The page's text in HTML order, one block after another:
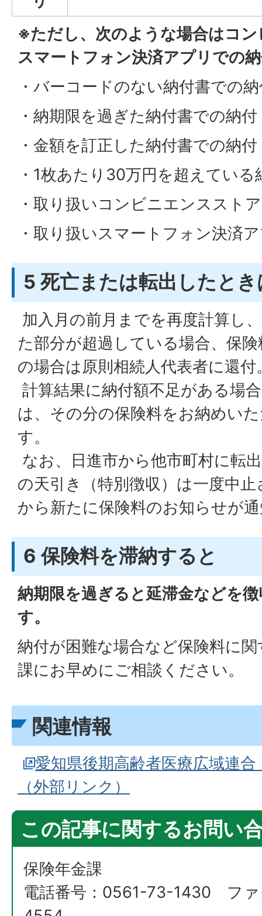
※ただし、次のような場合はコ
スマートフォン決済アプリでの
・バーコードのない納付書での
・納期限を過ぎた納付書での納付
・金額を訂正した納付書での納付
・1枚あたり30万円を超えてい
・取り扱いコンビニエンススト
・取り扱いスマートフォン決済
5 死亡または転出したとき
加入月の前月までを再度計算し
た部分が超過している場合、保
の場合は原則相続人代表者に還付
計算結果に納付額不足がある場
は、その分の保険料をお納めい
す。
なお、日進市から他市町村に転
の天引き（特別徴収）は一度中
から新たに保険料のお知らせが
6 保険料を滞納すると
納期限を過ぎると延滞金などを
す。
納付が困難な場合など保険料に
課にお早めにご相談ください。
関連情報
愛知県後期高齢者医療広域連
（外部リンク）
この記事に関するお問い
保険年金課
電話番号：0561-73-1430 フ